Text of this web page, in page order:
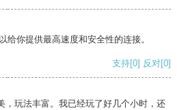
给你提供最高速度和安全性的连接。
支持[0] 反对[0]
，玩法丰富。我已经玩了好几个小时，还